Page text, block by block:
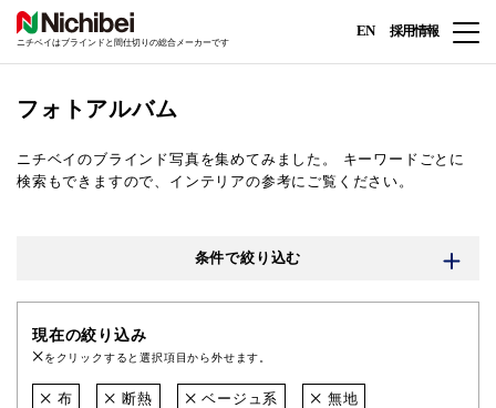
ニチベイはブラインドと間仕切りの総合メーカーです
EN 採用情報
フォトアルバム
ニチベイのブラインド写真を集めてみました。
キーワードごとに
検索もできますので、インテリアの参考にご覧ください。
条件で絞り込む
現在の絞り込み
をクリックすると選択項目から外せます。
布 断熱 ベージュ系 無地